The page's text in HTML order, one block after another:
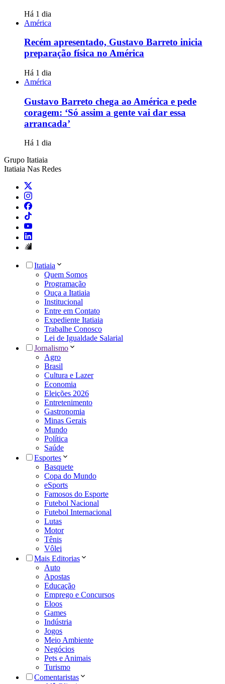
Há 1 dia
América
Recém apresentado, Gustavo Barreto inicia
preparação física no América
Há 1 dia
América
Gustavo Barreto chega ao América e pede
coragem: ‘Só assim a gente vai dar essa
arrancada’
Há 1 dia
Grupo Itatiaia
Itatiaia Nas Redes
Itatiaia
Quem Somos
Programação
Ouça a Itatiaia
Institucional
Entre em Contato
Expediente Itatiaia
Trabalhe Conosco
Lei de Igualdade Salarial
Jornalismo
Agro
Brasil
Cultura e Lazer
Economia
Eleições 2026
Entretenimento
Gastronomia
Minas Gerais
Mundo
Política
Saúde
Esportes
Basquete
Copa do Mundo
eSports
Famosos do Esporte
Futebol Nacional
Futebol Internacional
Lutas
Motor
Tênis
Vôlei
Mais Editorias
Auto
Apostas
Educação
Emprego e Concursos
Eloos
Games
Indústria
Jogos
Meio Ambiente
Negócios
Pets e Animais
Turismo
Comentaristas